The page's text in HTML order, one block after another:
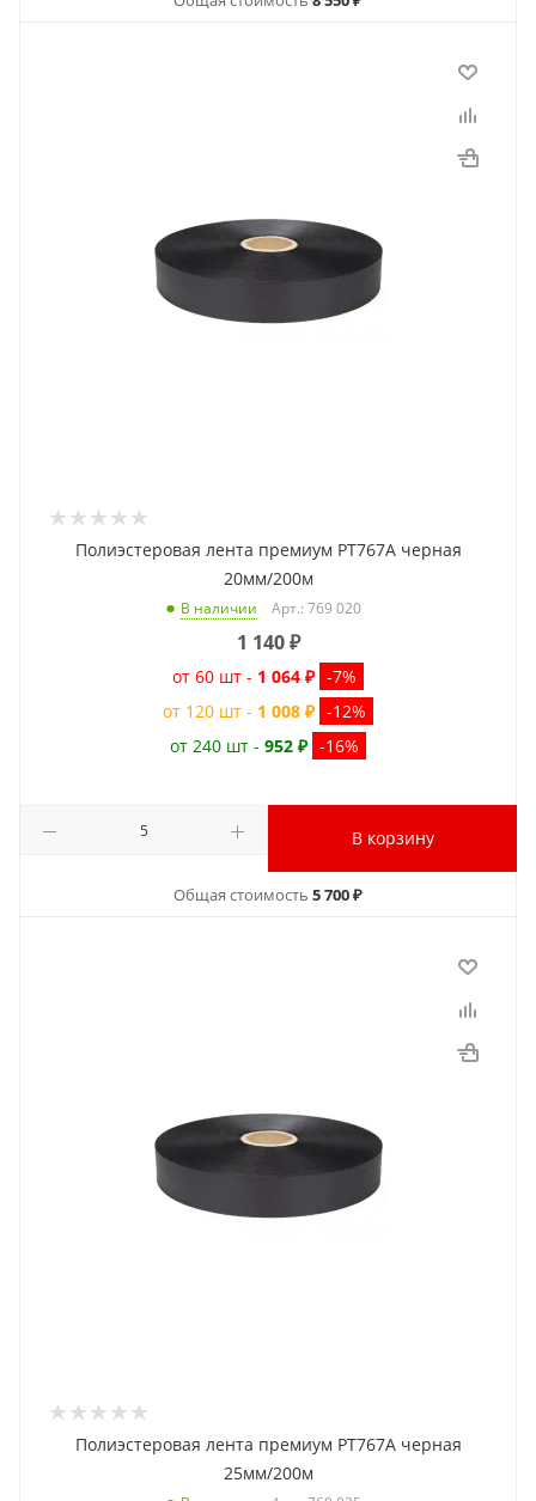
Полиэстеровая лента премиум PT767A черная
20мм/200м
В наличии Арт.: 769 020
1 140₽
от 60 шт - 1 064 ₽ -7%
от 120 шт - 1 008 ₽ -12%
от 240 шт - 952 ₽ -16%
В корзину
Общая стоимость 5 700 ₽
Полиэстеровая лента премиум PT767A черная
25мм/200м